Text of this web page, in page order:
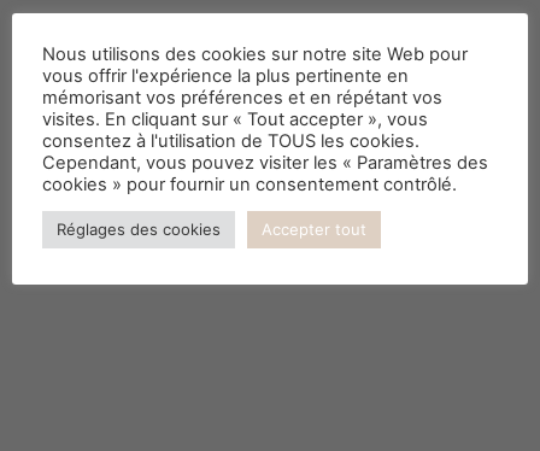
Conseils de décoratrice pour
votre projet peinture.
Nous utilisons des cookies sur notre site Web pour
vous offrir l'expérience la plus pertinente en
mémorisant vos préférences et en répétant vos
visites. En cliquant sur « Tout accepter », vous
consentez à l'utilisation de TOUS les cookies.
Cependant, vous pouvez visiter les « Paramètres des
cookies » pour fournir un consentement contrôlé.
Réglages des cookies Accepter tout